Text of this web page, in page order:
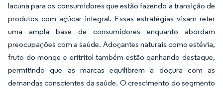
lacuna para os consumidores que estão fazendo a transição de
produtos com açúcar integral. Essas estratégias visam reter
uma ampla base de consumidores enquanto abordam
preocupações com a saúde. Adoçantes naturais como estévia,
fruto do monge e eritritol também estão ganhando destaque,
permitindo que as marcas equilibrem a doçura com as
demandas conscientes da saúde. O crescimento do segmento